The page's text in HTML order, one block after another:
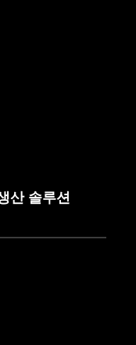
산 솔루션